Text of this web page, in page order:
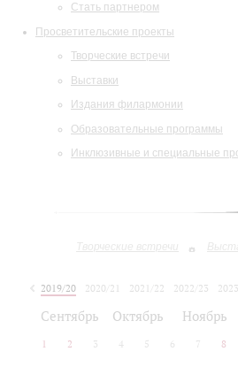
Стать партнером
Просветительские проекты
Творческие встречи
Выставки
Издания филармонии
Образовательные программы
Инклюзивные и специальные
Творческие встречи
2019/20 2020/21 2021/22 2022/23
Сентябрь Октябрь Ноябрь
1 2 3 4 5 6 7 8